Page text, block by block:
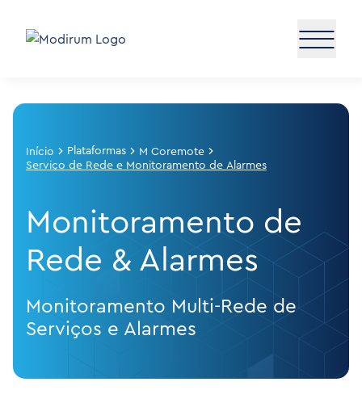
Início Plataformas
M Coremote
Serviço de Rede e Monitoramento de Alarmes
Monitoramento de
Rede &Alarmes
Monitoramento Multi-Rede de
Serviços e Alarmes